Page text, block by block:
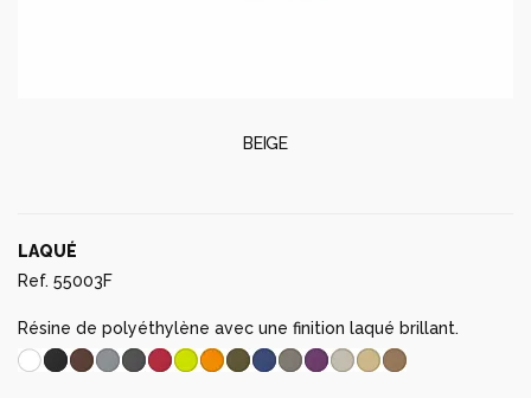
BEIGE
LAQUÉ
Ref. 55003F
Résine de polyéthylène avec une finition laqué brillant.